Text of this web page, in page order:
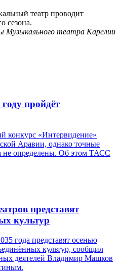
театр проводит
сезона.
Музыкального театра Карелии
пройдёт
конкурс «Интервидение»
Аравии, однако точные
не определены. Об этом ТАСС
представят
культур
года представят осенью
культур, сообщил
деятелей Владимир Машков